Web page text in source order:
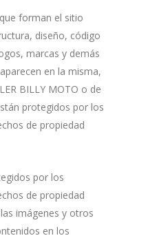
forman el sitio
diseño, código
marcas y demás
en la misma,
BILLY MOTO o de
protegidos por los
de propiedad
por los
de propiedad
imágenes y otros
en los